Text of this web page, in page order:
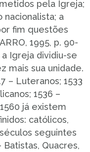
pela Igreja;
a
fim questões
1995, p. 90-
Igreja dividiu-se
mais sua unidade.
– Luteranos; 1533
1536 –
já existem
católicos,
seguintes
Quacres,